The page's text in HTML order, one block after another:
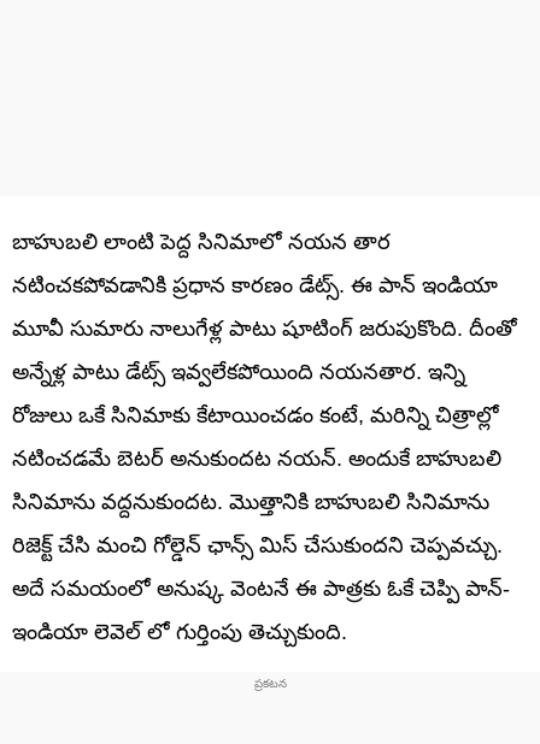
బాహుబలి లాంటి పెద్ద సినిమాలో నయన తార
నటించకపోవడానికి ప్రధాన కారణం డేట్స్. ఈ పాన్ ఇండియా
మూవీ సుమారు నాలుగేళ్ల పాటు షూటింగ్ జరుపుకొంది. దీంతో
అన్నేళ్ల పాటు డేట్స్ ఇవ్వలేకపోయింది నయనతార. ఇన్ని
రోజులు ఒకే సినిమాకు కేటాయించడం కంటే, మరిన్ని చిత్రాల్లో
నటించడమే బెటర్ అనుకుందట నయన్. అందుకే బాహుబలి
సినిమాను వద్దనుకుందట. మొత్తానికి బాహుబలి సినిమాను
రిజెక్ట్ చేసి మంచి గోల్డెన్ ఛాన్స్ మిస్ చేసుకుందని చెప్పవచ్చు.
అదే సమయంలో అనుష్క వెంటనే ఈ పాత్రకు ఓకే చెప్పి పాన్-
ఇండియా లెవెల్ లో గుర్తింపు తెచ్చుకుంది.